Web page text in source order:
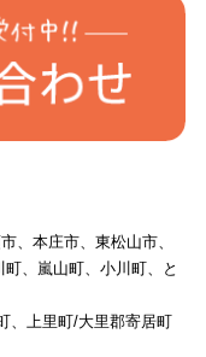
、本庄市、東松山市、
、嵐山町、小川町、と
、上里町/大里郡寄居町